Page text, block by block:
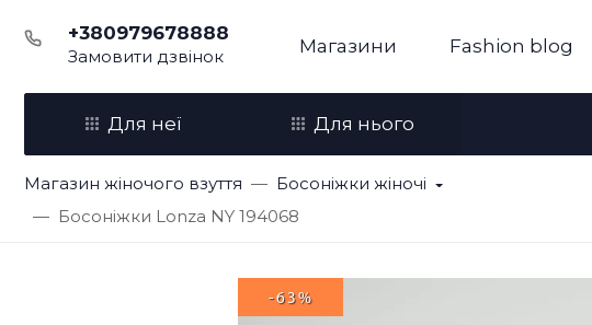
+380979678888
Замовити дзвінок Магазини Fashion blog
Для неї Для нього
Магазин жіночого взуття
Босоніжки жіночі
Босоніжки Lonza NY 194068
-63%